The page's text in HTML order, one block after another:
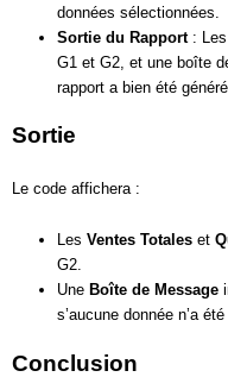
données sélectionnées.
Sortie du Rapport: Les
G1 et G2, et une boîte
rapport a bien été généré.
Sortie
Le code affichera :
LesVentes Totales et
G2.
Une Boîte de Message
s’aucune donnée n’a
Conclusion